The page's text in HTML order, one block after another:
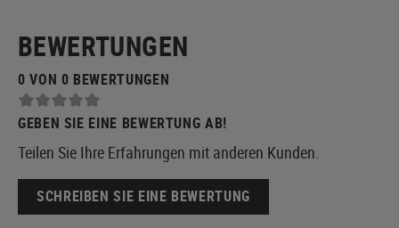
BEWERTUNGEN
0 VON 0 BEWERTUNGEN
GEBEN SIE EINE BEWERTUNG AB!
Teilen Sie Ihre Erfahrungen mit anderen Kunden.
SCHREIBEN SIE EINE BEWERTUNG